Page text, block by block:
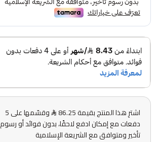
اشترِ هذا المنتج بقيمة 86.25
وقسّمها على 5
دفعات مع إمكان ادفع لاحقًا، بدون فوائد أو رسوم
تأخير ومتوافق مع الشريعة الإسلامية